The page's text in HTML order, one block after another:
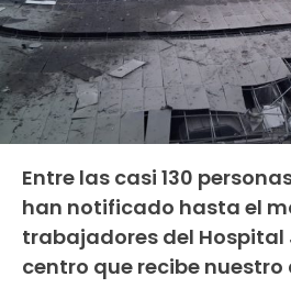
Entre las casi 130
han notificado hasta el
trabajadores del Hospital
centro que recibe nuestro